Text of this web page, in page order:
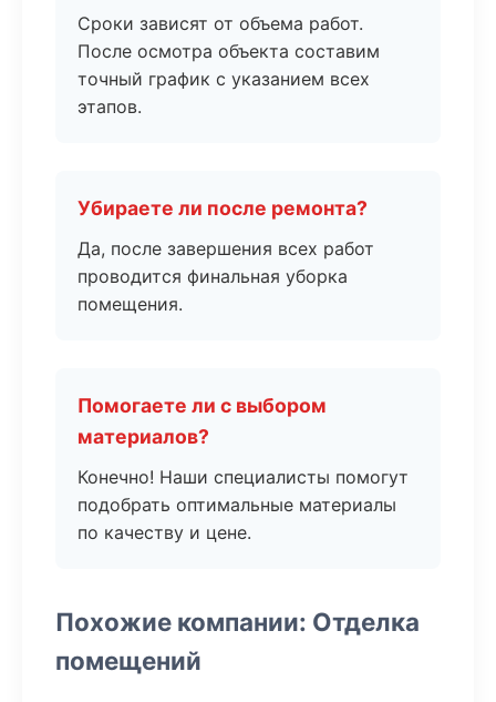
Сроки зависят от объема работ.
После осмотра объекта составим
точный график с указанием всех
этапов.
Убираете ли после ремонта?
Да, после завершения всех работ
проводится финальная уборка
помещения.
Помогаете ли с выбором
материалов?
Конечно! Наши специалисты помогут
подобрать оптимальные материалы
по качеству и цене.
Похожие компании: Отделка
помещений